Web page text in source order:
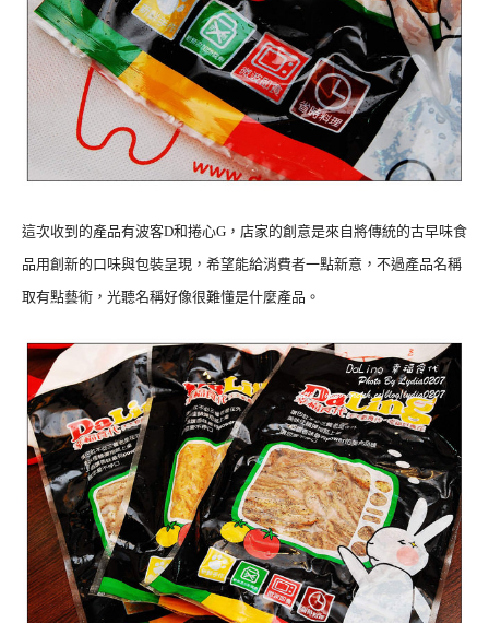
這次收到的產品有波客D和捲心G，店家的創意是來自將傳統的古早味食
品用創新的口味與包裝呈現，希望能給消費者一點新意，不過產品名稱
取有點藝術，光聽名稱好像很難懂是什麼產品。